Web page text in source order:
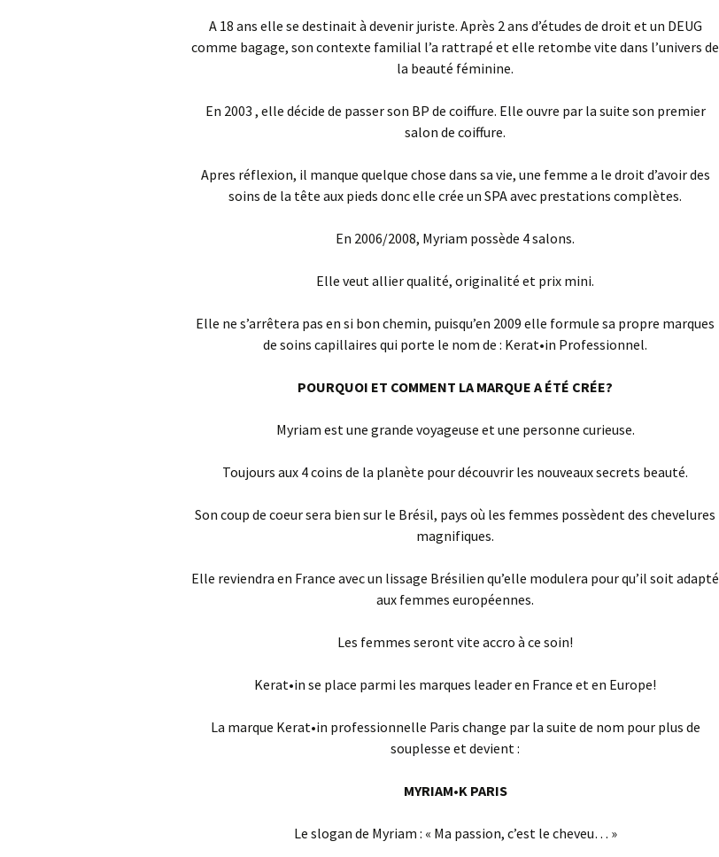
A 18 ans elle se destinait à devenir juriste. Après 2 ans d’études de droit et un DEUG
comme bagage, son contexte familial l’a rattrapé et elle retombe vite dans l’univers de
la beauté féminine.
En 2003 , elle décide de passer son BP de coiffure. Elle ouvre par la suite son premier
salon de coiffure.
Apres réflexion, il manque quelque chose dans sa vie, une femme a le droit d’avoir des
soins de la tête aux pieds donc elle crée un SPA avec prestations complètes.
En 2006/2008, Myriam possède 4 salons.
Elle veut allier qualité, originalité et prix mini.
Elle ne s’arrêtera pas en si bon chemin, puisqu’en 2009 elle formule sa propre marques
de soins capillaires qui porte le nom de : Kerat•in Professionnel.
POURQUOI ET COMMENT LA MARQUE A ÉTÉ CRÉE?
Myriam est une grande voyageuse et une personne curieuse.
Toujours aux 4 coins de la planète pour découvrir les nouveaux secrets beauté.
Son coup de coeur sera bien sur le Brésil, pays où les femmes possèdent des chevelures
magnifiques.
Elle reviendra en France avec un lissage Brésilien qu’elle modulera pour qu’il soit adapté
aux femmes européennes.
Les femmes seront vite accro à ce soin!
Kerat•in se place parmi les marques leader en France et en Europe!
La marque Kerat•in professionnelle Paris change par la suite de nom pour plus de
souplesse et devient :
MYRIAM•K PARIS
Le slogan de Myriam : « Ma passion, c’est le cheveu… »